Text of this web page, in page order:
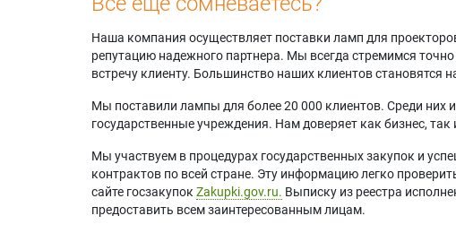
Наша компания осуществляет поставки ламп для
репутацию надежного партнера. Мы всегда стремимся
встречу клиенту. Большинство наших клиентов
Мы поставили лампы для более 20 000 клиентов. Среди них
государственные учреждения. Нам доверяет как бизнес,
Мы участвуем в процедурах государственных закупок и
контрактов по всей стране. Эту информацию легко
сайте госзакупок Zakupki.gov.ru. Выписку из реестра
предоставить всем заинтересованным лицам.